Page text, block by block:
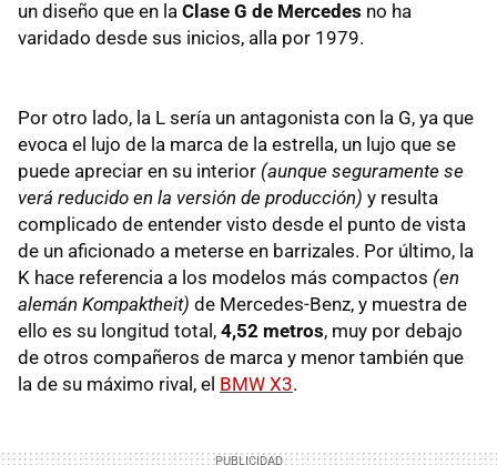
un diseño que en la Clase G de Mercedes no ha
varidado desde sus inicios, alla por 1979.
Por otro lado, la L sería un antagonista con la G, ya que
evoca el lujo de la marca de la estrella, un lujo que se
puede apreciar en su interior (aunque seguramente se
verá reducido en la versión de producción) y resulta
complicado de entender visto desde el punto de vista
de un aficionado a meterse en barrizales. Por último, la
K hace referencia a los modelos más compactos (en
alemán Kompaktheit) de Mercedes-Benz, y muestra de
ello es su longitud total, 4,52 metros, muy por debajo
de otros compañeros de marca y menor también que
la de su máximo rival, el BMW X3.